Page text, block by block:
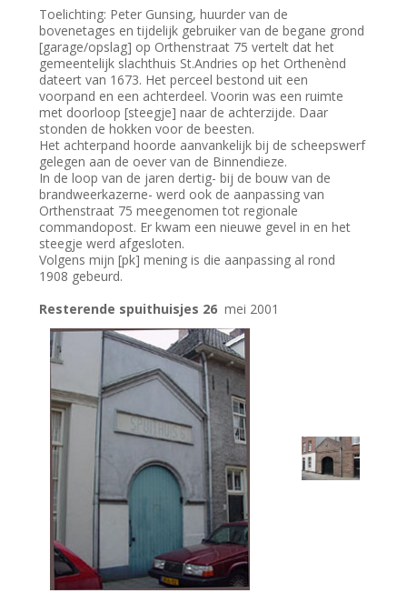
Toelichting: Peter Gunsing, huurder van de
bovenetages en tijdelijk gebruiker van de begane grond
[garage/opslag] op Orthenstraat 75 vertelt dat het
gemeentelijk slachthuis St.Andries op het Orthenènd
dateert van 1673. Het perceel bestond uit een
voorpand en een achterdeel. Voorin was een ruimte
met doorloop [steegje] naar de achterzijde. Daar
stonden de hokken voor de beesten.
Het achterpand hoorde aanvankelijk bij de scheepswerf
gelegen aan de oever van de Binnendieze.
In de loop van de jaren dertig- bij de bouw van de
brandweerkazerne- werd ook de aanpassing van
Orthenstraat 75 meegenomen tot regionale
commandopost. Er kwam een nieuwe gevel in en het
steegje werd afgesloten.
Volgens mijn [pk] mening is die aanpassing al rond
1908 gebeurd.
Resterende spuithuisjes 26 mei 2001